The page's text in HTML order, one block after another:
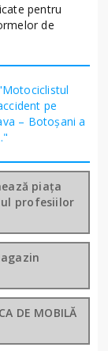
pentru
de
pe
– Botoșani a
piața
profesiilor
DE MOBILĂ